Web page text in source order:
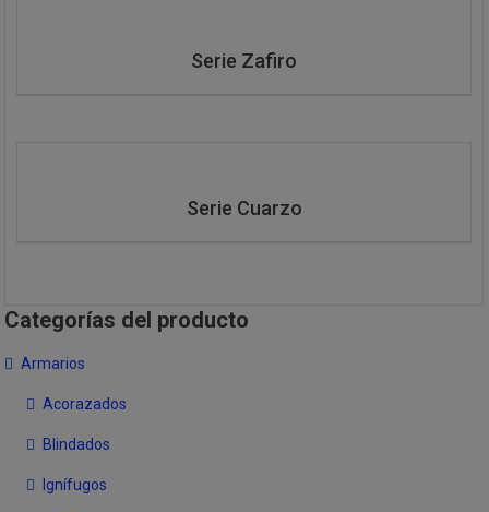
Serie Zafiro
Serie Cuarzo
Categorías del producto
Armarios
Acorazados
Blindados
Ignífugos